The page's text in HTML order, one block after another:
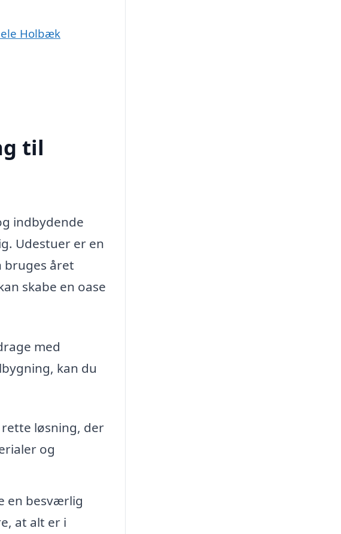
Holbæk
til
indbydende
Udestuer er en
bruges året
skabe en oase
med
kan du
løsning, der
og
en besværlig
at alt er i